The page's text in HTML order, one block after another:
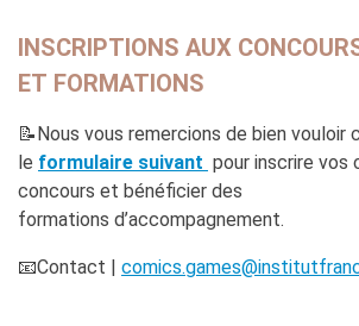
INSCRIPTIONS AUX
ET FORMATIONS
📝Nous vous remercions de bien vouloir
le formulaire suivant pour inscrire vos
concours et bénéficier des
formations d’accompagnement.
📧Contact |